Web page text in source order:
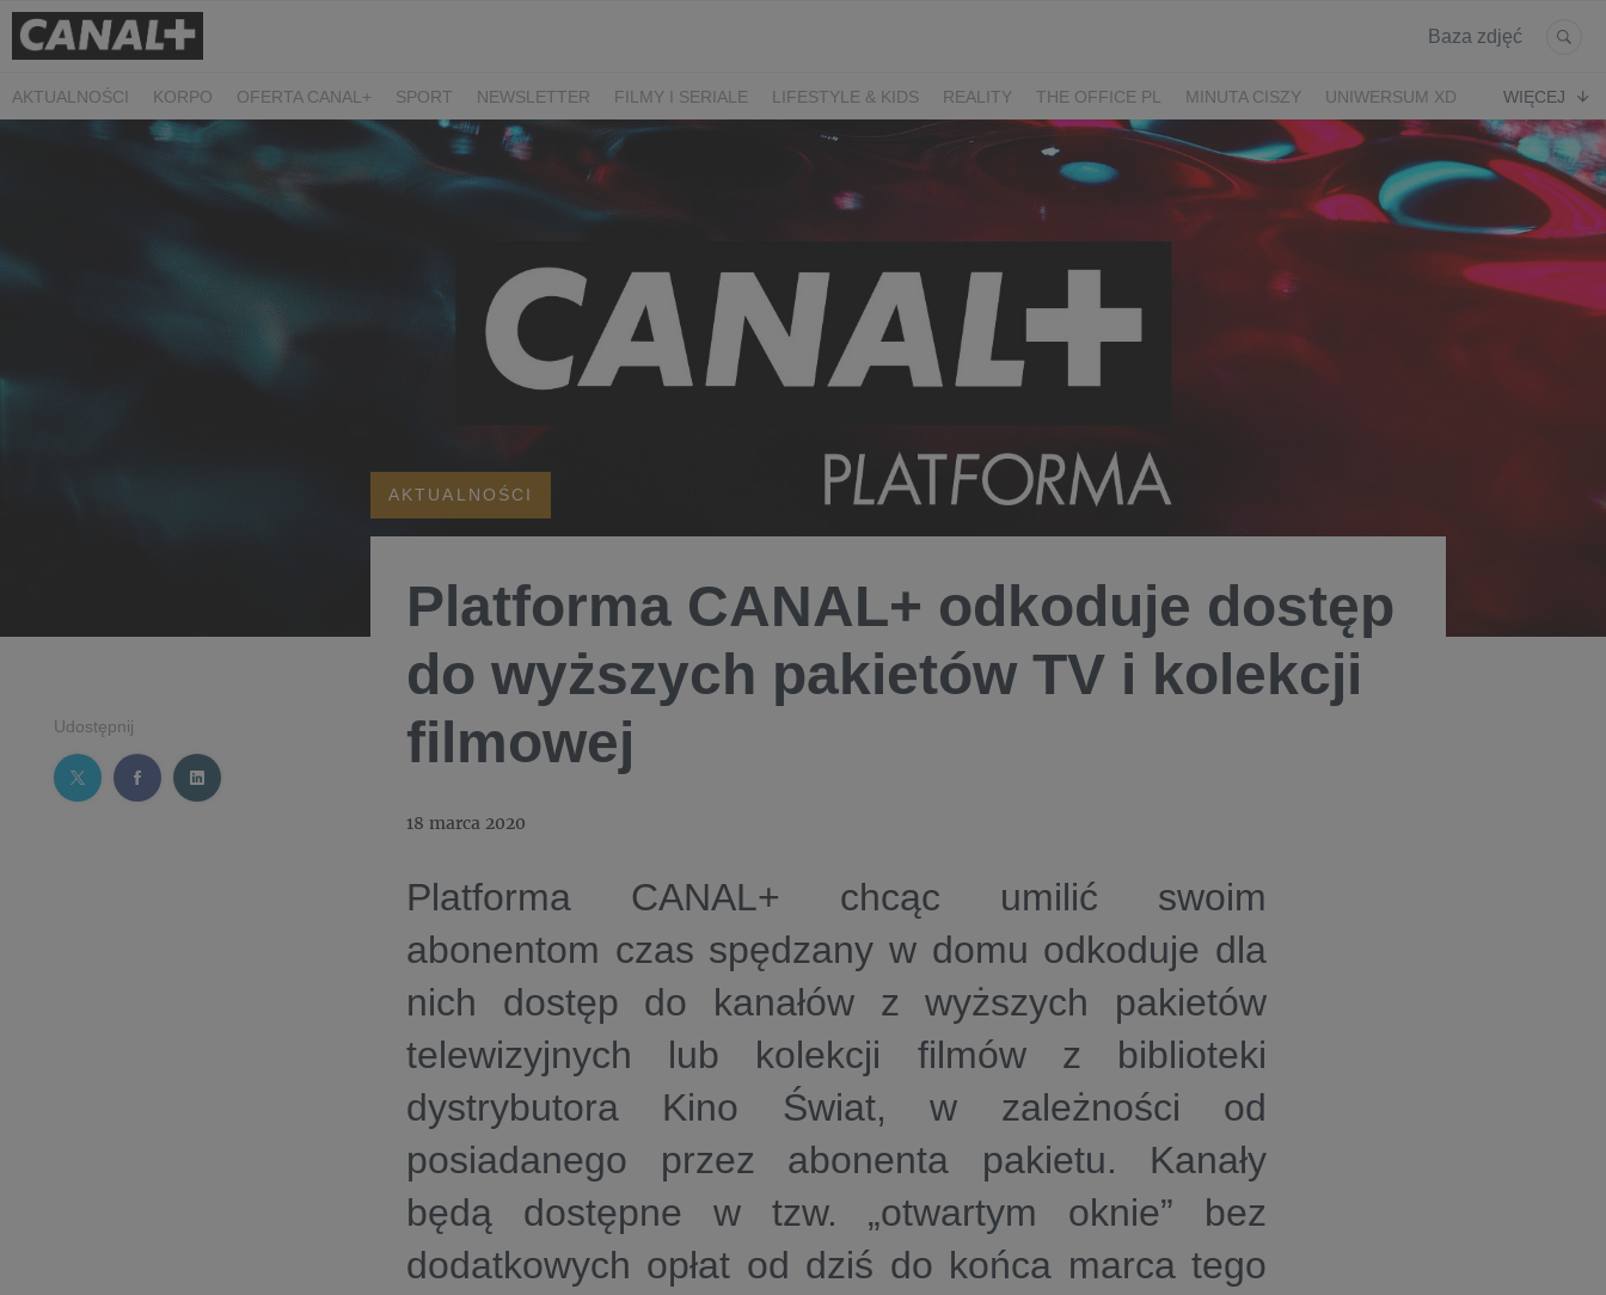
Baza zdjęć
AKTUALNOŚCI KORPO OFERTA CANAL+ SPORT NEWSLETTER FILMY I SERIALE LIFESTYLE & KIDS REALITY THE OFFICE PL MINUTA CISZY
UNIWERSUM XD
CZARNE STOKROTKI
ALGORYTM MIŁOŚCI KIEDY ŚLUB? SORTOWNIA KLANGOR WILK KRUK
POWRÓT
DOKUMENT LIFESTYLE
WIĘCEJ
Udostępnij
AKTUALNOŚCI
Platforma CANAL+ odkoduje dostęp
do wyższych pakietów TV i kolekcji
filmowej
18 marca 2020
Platforma CANAL+ chcąc umilić swoim
abonentom czas spędzany w domu odkoduje dla
nich dostęp do kanałów z wyższych pakietów
telewizyjnych lub kolekcji filmów z biblioteki
dystrybutora Kino Świat, w zależności od
posiadanego przez abonenta pakietu. Kanały
będą dostępne w tzw. „otwartym oknie” bez
dodatkowych opłat od dziś do końca marca tego